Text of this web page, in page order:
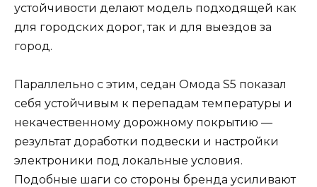
устойчивости делают модель подходящей как
для городских дорог, так и для выездов за
город.
Параллельно с этим, седан Омода S5 показал
себя устойчивым к перепадам температуры и
некачественному дорожному покрытию —
результат доработки подвески и настройки
электроники под локальные условия.
Подобные шаги со стороны бренда усиливают